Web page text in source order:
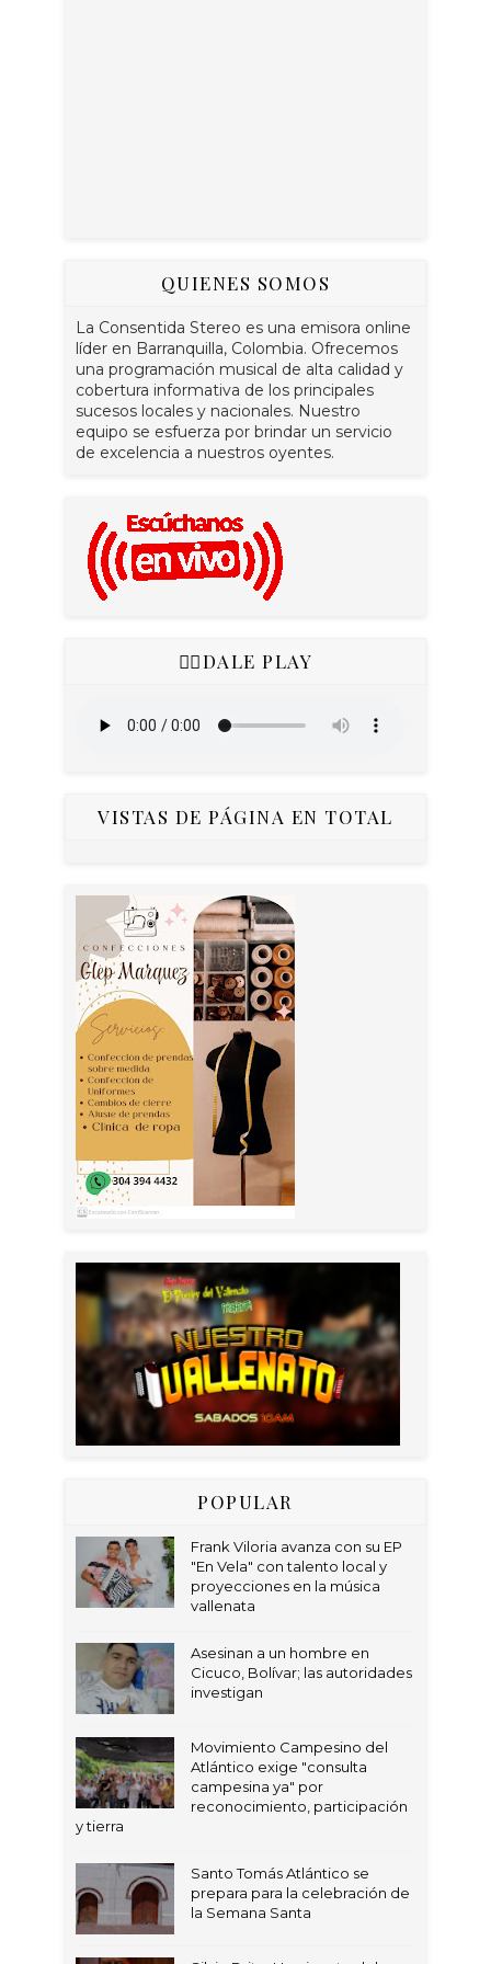
QUIENES SOMOS
La Consentida Stereo es una emisora online
líder en Barranquilla, Colombia. Ofrecemos
una programación musical de alta calidad y
cobertura informativa de los principales
sucesos locales y nacionales. Nuestro
equipo se esfuerza por brindar un servicio
de excelencia a nuestros oyentes.
👇🏻DALE PLAY
VISTAS DE PÁGINA EN TOTAL
POPULAR
Frank Viloria avanza con su EP
"En Vela" con talento local y
proyecciones en la música
vallenata
Asesinan a un hombre en
Cicuco, Bolívar; las autoridades
investigan
Movimiento Campesino del
Atlántico exige "consulta
campesina ya" por
reconocimiento, participación
y tierra
Santo Tomás Atlántico se
prepara para la celebración de
la Semana Santa